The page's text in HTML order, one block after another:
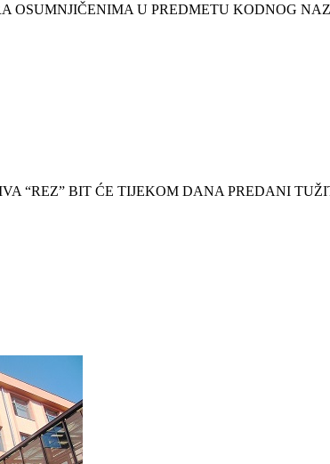
OSUMNJIČENIMA U PREDMETU KODNOG
“REZ” BIT ĆE TIJEKOM DANA PREDANI